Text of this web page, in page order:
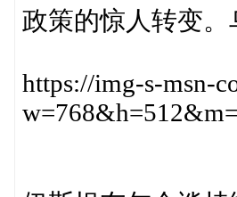
政策的惊人转变
https://img-s-msn-